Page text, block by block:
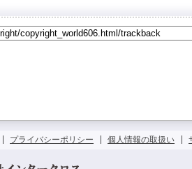
プライバシーポリシー 個人情報の取扱い